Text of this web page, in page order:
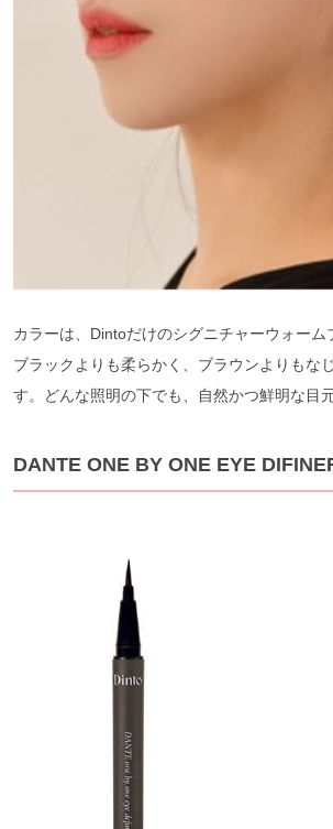
カラーは、Dintoだけのシグニチャーウォーム
ブラックよりも柔らかく、ブラウンよりもな
す。どんな照明の下でも、自然かつ鮮明な目
DANTE ONE BY ONE EYE